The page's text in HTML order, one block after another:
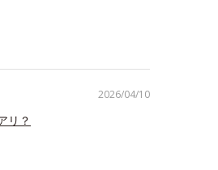
2026/04/10
リ？